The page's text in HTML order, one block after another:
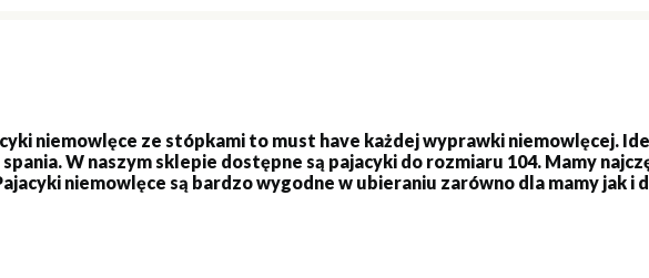
niemowlęce ze stópkami to must have każdej wyprawki niemowlęcej.
W naszym sklepie dostępne są pajacyki do rozmiaru 104. Mamy
niemowlęce są bardzo wygodne w ubieraniu zarówno dla mamy jak i